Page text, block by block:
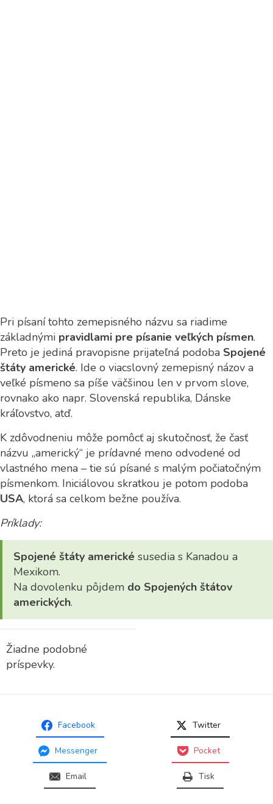
Pri písaní tohto zemepisného názvu sa riadime
základnými pravidlami pre písanie veľkých písmen.
Preto je jediná pravopisne prijateľná podoba Spojené
štáty americké. Ide o viacslovný zemepisný názov a
veľké písmeno sa píše väčšinou len v prvom slove,
rovnako ako napr. Slovenská republika, Dánske
kráľovstvo, atď.
K zdôvodneniu môže pomôcť aj skutočnosť, že časť
názvu „americký“ je prídavné meno odvodené od
vlastného mena – tie sú písané s malým počiatočným
písmenkom. Iniciálovou skratkou je potom podoba
USA, ktorá sa celkom bežne používa.
Príklady:
Spojené štáty americké susedia s Kanadou a
Mexikom.
Na dovolenku pôjdem do Spojených štátov
amerických.
Žiadne podobné
príspevky.
Facebook Twitter
Messenger Pocket
Email Tisk